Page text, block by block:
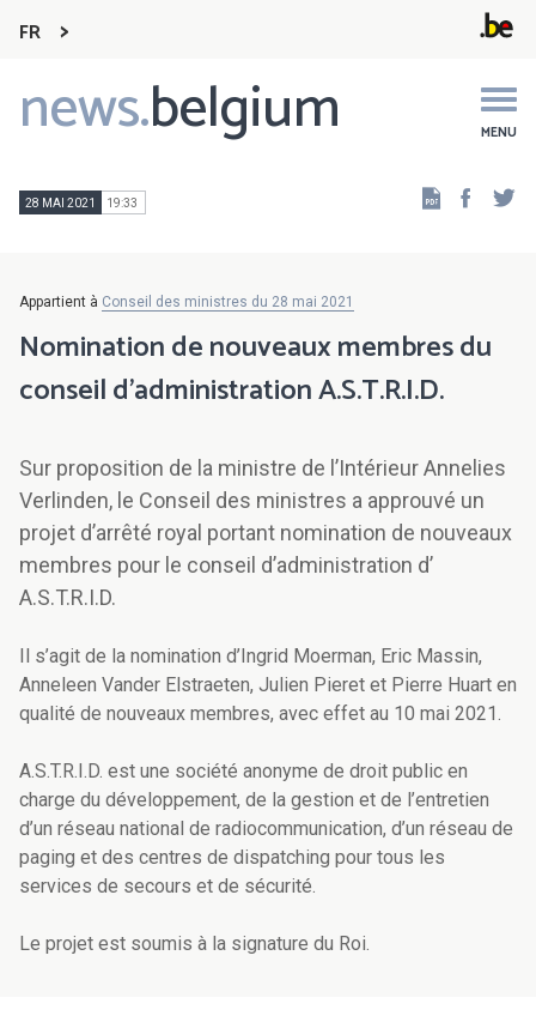
FR
news.belgium MENU
Main
navigation
28 MAI 2021 19:33
Appartient à Conseil des ministres du 28 mai 2021
Nomination de nouveaux membres du
conseil d’administration A.S.T.R.I.D.
Sur proposition de la ministre de l’Intérieur Annelies
Verlinden, le Conseil des ministres a approuvé un
projet d’arrêté royal portant nomination de nouveaux
membres pour le conseil d’administration d’
A.S.T.R.I.D.
Il s’agit de la nomination d’Ingrid Moerman, Eric Massin,
Anneleen Vander Elstraeten, Julien Pieret et Pierre Huart en
qualité de nouveaux membres, avec effet au 10 mai 2021.
A.S.T.R.I.D. est une société anonyme de droit public en
charge du développement, de la gestion et de l’entretien
d’un réseau national de radiocommunication, d’un réseau de
paging et des centres de dispatching pour tous les
services de secours et de sécurité.
Le projet est soumis à la signature du Roi.